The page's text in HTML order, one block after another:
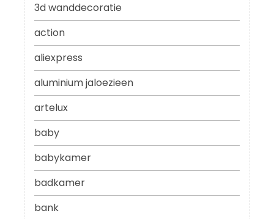
3d wanddecoratie
action
aliexpress
aluminium jaloezieen
artelux
baby
babykamer
badkamer
bank